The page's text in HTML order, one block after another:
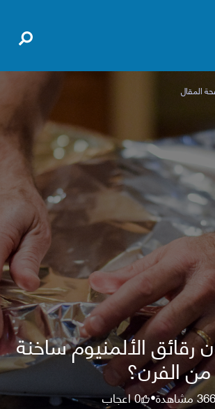
المقال
رقائق الألمنيوم ساخنة
من الفرن؟
366مشاهدة•
0اعجاب